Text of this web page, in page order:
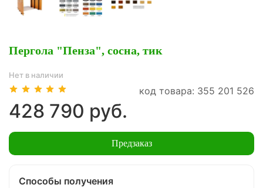
Пергола "Пенза", сосна, тик
Нет в наличии
код товара: 355 201 526
428 790 руб.
Предзаказ
Способы получения